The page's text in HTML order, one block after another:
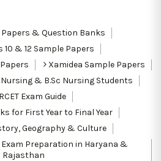
Papers & Question Banks
10 & 12 Sample Papers
Xamidea Sample Papers
& B.Sc Nursing Students
Exam Guide
for First Year to Final Year
Geography & Culture
Exam Preparation in Haryana &
Rajasthan